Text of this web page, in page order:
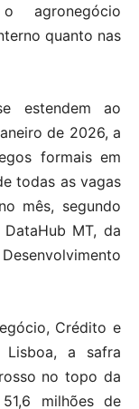
agronegócio
quanto nas
estendem ao
de 2026, a
formais em
todas as vagas
mês, segundo
MT, da
Crédito e
Lisboa, a safra
no topo da
milhões de